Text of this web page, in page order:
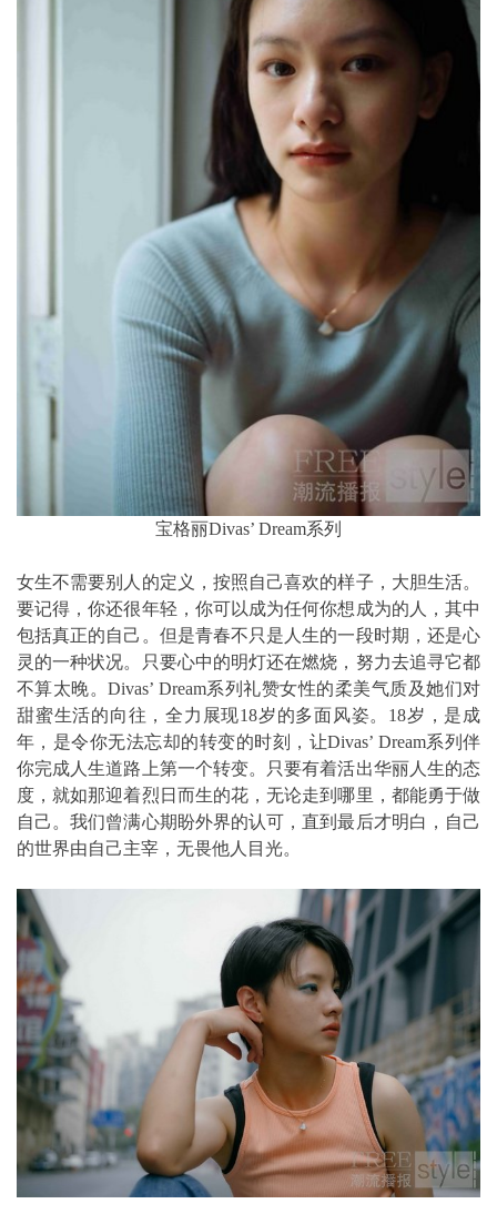
宝格丽Divas’ Dream系列
女生不需要别人的定义，按照自己喜欢的样子，大胆生活。
要记得，你还很年轻，你可以成为任何你想成为的人，其中
包括真正的自己。但是青春不只是人生的一段时期，还是心
灵的一种状况。只要心中的明灯还在燃烧，努力去追寻它都
不算太晚。Divas’ Dream系列礼赞女性的柔美气质及她们对
甜蜜生活的向往，全力展现18岁的多面风姿。18岁，是成
年，是令你无法忘却的转变的时刻，让Divas’ Dream系列伴
你完成人生道路上第一个转变。只要有着活出华丽人生的态
度，就如那迎着烈日而生的花，无论走到哪里，都能勇于做
自己。我们曾满心期盼外界的认可，直到最后才明白，自己
的世界由自己主宰，无畏他人目光。